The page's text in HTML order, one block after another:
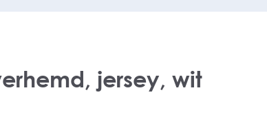
jersey, wit